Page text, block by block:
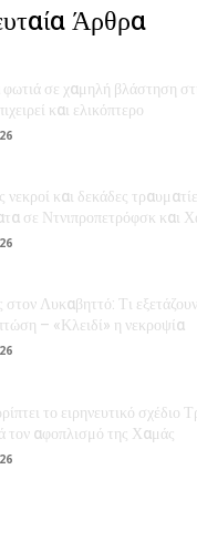
Άρθρα
φωτιά σε χαμηλή βλάστηση
και ελικόπτερο
νεκροί και δεκάδες
σε Ντνιπροπετρόφσκ και
Λυκαβηττό: Τι
– «Κλειδί» η νεκροψία
το ειρηνευτικό σχέδιο
τον αφοπλισμό της Χαμάς